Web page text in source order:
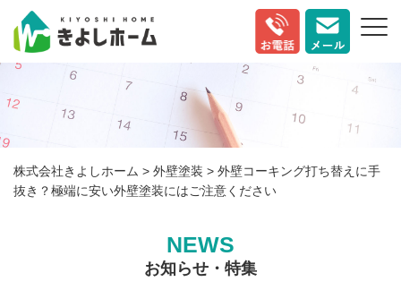
株式会社きよしホーム > 外壁塗装 > 外壁コーキング打ち替えに手
抜き？極端に安い外壁塗装にはご注意ください
NEWS
お知らせ・特集